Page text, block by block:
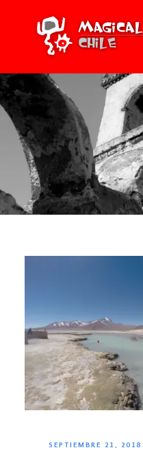
SEPTIEMBRE 21, 2018